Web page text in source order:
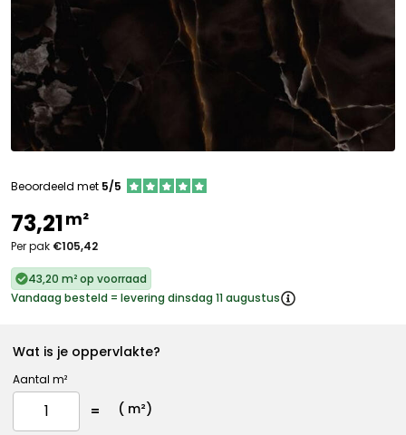
Beoordeeld met 5/5
73,21m²
Per pak €105,42
43,20 m² op voorraad
Vandaag besteld = levering dinsdag 11 augustus
Wat is je oppervlakte?
Aantal m²
( m²)